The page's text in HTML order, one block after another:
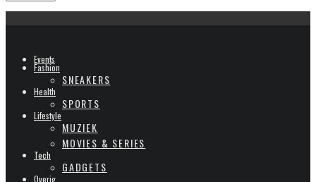
Events
Fashion
SNEAKERS
Health
SPORTS
Lifestyle
MUZIEK
MOVIES & SERIES
Tech
GADGETS
Overig